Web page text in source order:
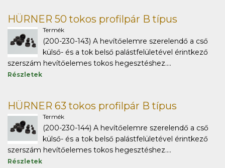
HÜRNER 50 tokos profilpár B típus
Termék
(200-230-143) A hevítőelemre szerelendő a cső
külső- és a tok belső palástfelületével érintkező
szerszám hevítőelemes tokos hegesztéshez....
Részletek
HÜRNER 63 tokos profilpár B típus
Termék
(200-230-144) A hevítőelemre szerelendő a cső
külső- és a tok belső palástfelületével érintkező
szerszám hevítőelemes tokos hegesztéshez....
Részletek